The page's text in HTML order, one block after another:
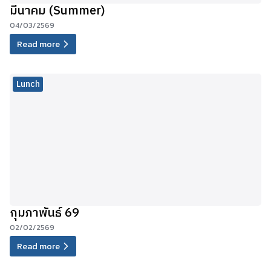
มีนาคม (Summer)
04/03/2569
Read more
Lunch
กุมภาพันธ์ 69
02/02/2569
Read more